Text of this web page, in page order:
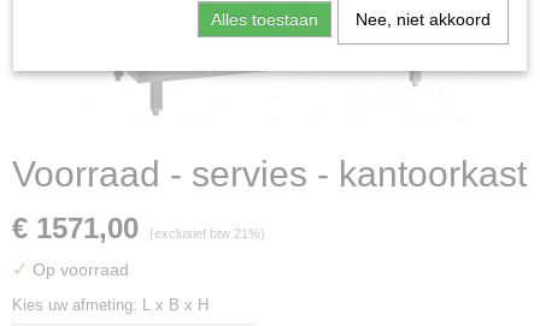
Voorraad - servies - kantoorkast
€ 1571,00 (exclusief btw 21%)
✓ Op voorraad
Kies uw afmeting: L x B x H
Alles toestaan Nee, niet akkoord